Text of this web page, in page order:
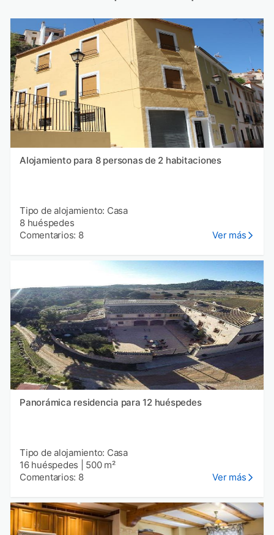
Alojamiento para 8 personas de 2 habitaciones
Tipo de alojamiento: Casa
8 huéspedes
Comentarios: 8
Ver más
Panorámica residencia para 12 huéspedes
Tipo de alojamiento: Casa
16 huéspedes
500 m²
Comentarios: 8
Ver más